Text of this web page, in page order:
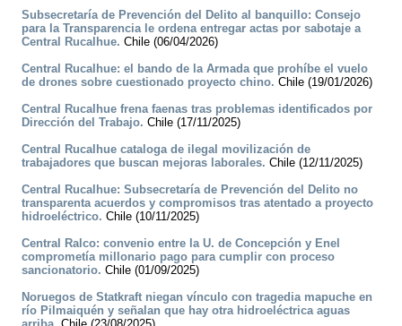
Subsecretaría de Prevención del Delito al banquillo: Consejo
para la Transparencia le ordena entregar actas por sabotaje a
Central Rucalhue. Chile (06/04/2026)
Central Rucalhue: el bando de la Armada que prohíbe el vuelo
de drones sobre cuestionado proyecto chino. Chile (19/01/2026)
Central Rucalhue frena faenas tras problemas identificados por
Dirección del Trabajo. Chile (17/11/2025)
Central Rucalhue cataloga de ilegal movilización de
trabajadores que buscan mejoras laborales. Chile (12/11/2025)
Central Rucalhue: Subsecretaría de Prevención del Delito no
transparenta acuerdos y compromisos tras atentado a proyecto
hidroeléctrico. Chile (10/11/2025)
Central Ralco: convenio entre la U. de Concepción y Enel
comprometía millonario pago para cumplir con proceso
sancionatorio. Chile (01/09/2025)
Noruegos de Statkraft niegan vínculo con tragedia mapuche en
río Pilmaiquén y señalan que hay otra hidroeléctrica aguas